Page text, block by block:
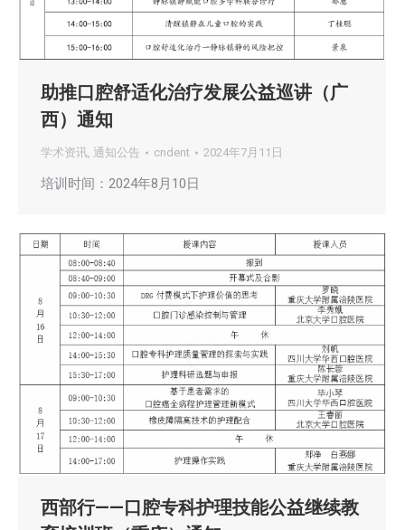
助推口腔舒适化治疗发展公益巡讲（广
西）通知
学术资讯, 通知公告 cndent 2024年7月11日
培训时间：2024年8月10日
西部行——口腔专科护理技能公益继续教